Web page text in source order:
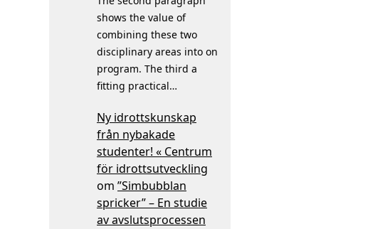
shows the value of
combining these two
disciplinary areas into on
program. The third a
fitting practical…
Ny idrottskunskap
från nybakade
studenter! « Centrum
för idrottsutveckling
om ”Simbubblan
spricker” – En studie
av avslutsprocessen